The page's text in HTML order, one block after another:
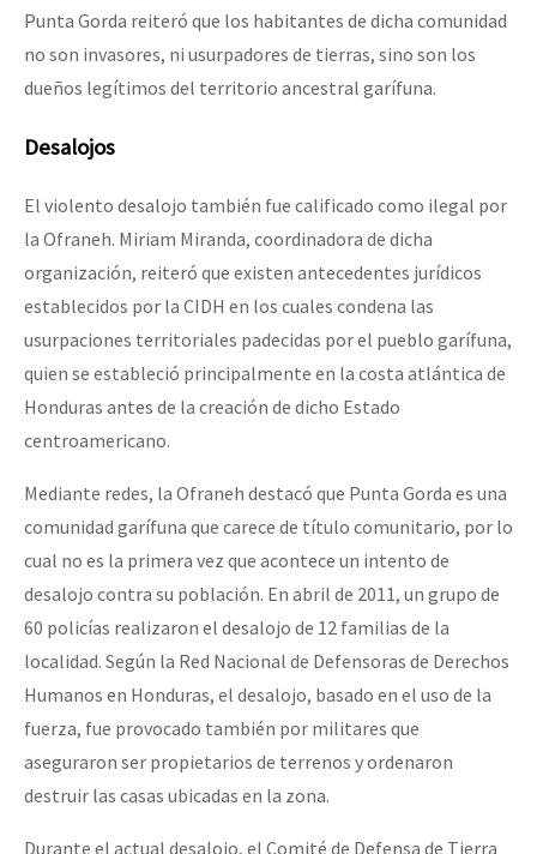
Punta Gorda reiteró que los habitantes de dicha comunidad
no son invasores, ni usurpadores de tierras, sino son los
dueños legítimos del territorio ancestral garífuna.
Desalojos
El violento desalojo también fue calificado como ilegal por
la Ofraneh. Miriam Miranda, coordinadora de dicha
organización, reiteró que existen antecedentes jurídicos
establecidos por la CIDH en los cuales condena las
usurpaciones territoriales padecidas por el pueblo garífuna,
quien se estableció principalmente en la costa atlántica de
Honduras antes de la creación de dicho Estado
centroamericano.
Mediante redes, la Ofraneh destacó que Punta Gorda es una
comunidad garífuna que carece de título comunitario, por lo
cual no es la primera vez que acontece un intento de
desalojo contra su población. En abril de 2011, un grupo de
60 policías realizaron el desalojo de 12 familias de la
localidad. Según la Red Nacional de Defensoras de Derechos
Humanos en Honduras, el desalojo, basado en el uso de la
fuerza, fue provocado también por militares que
aseguraron ser propietarios de terrenos y ordenaron
destruir las casas ubicadas en la zona.
Durante el actual desalojo, el Comité de Defensa de Tierra